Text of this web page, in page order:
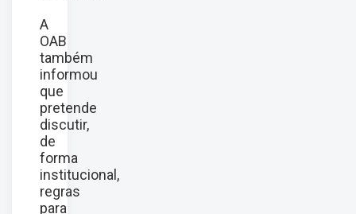
A
OAB
também
informou
que
pretende
discutir,
de
forma
institucional,
regras
para